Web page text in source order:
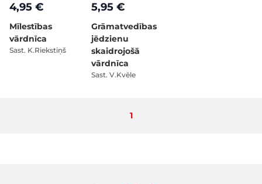
4,95 €
Mīlestības
vārdnīca
Sast. K.Riekstiņš
5,95 €
Grāmatvedības
jēdzienu
skaidrojošā
vārdnīca
Sast. V.Kvēle
Pašlaik lasāt lapu
1